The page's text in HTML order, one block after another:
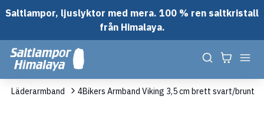
Saltlampor, ljuslyktor med mera. 100 % ren saltkristall
från Himalaya.
Läderarmband 4Bikers Armband Viking 3,5 cm brett svart/brunt